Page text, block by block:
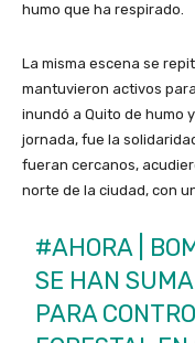
humo que ha respirado.
La misma escena se
mantuvieron activos
inundó a Quito de humo
jornada, fue la
fueran cercanos,
norte de la ciudad, con
#AHORA|
SE HAN
PARA